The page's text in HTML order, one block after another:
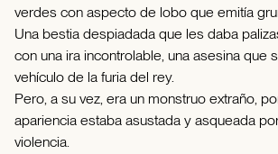
verdes con aspecto de lobo que emitía
Una bestia despiadada que les daba
con una ira incontrolable, una asesina que
vehículo de la furia del rey.
Pero, a su vez, era un monstruo extraño,
apariencia estaba asustada y asqueada
violencia.